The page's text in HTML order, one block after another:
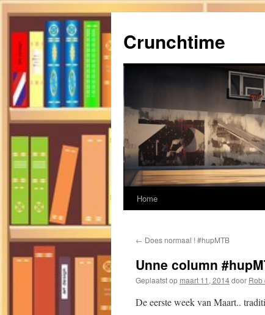
de
inhoud
Crunchtime
Home
← Does normaal ! #hupMTB
Unne column
Geplaatst op maart 11, 2014door Rob
De eerste week van Maart..